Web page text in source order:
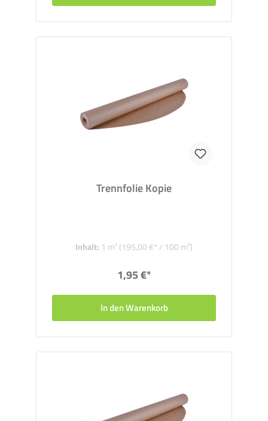
Trennfolie Kopie
Inhalt: 1 m² (195,00 €* / 100 m²)
1,95 €*
In den Warenkorb